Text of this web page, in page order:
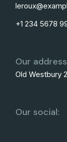
+1 234 5678
Our
Old Westbury
Our social: